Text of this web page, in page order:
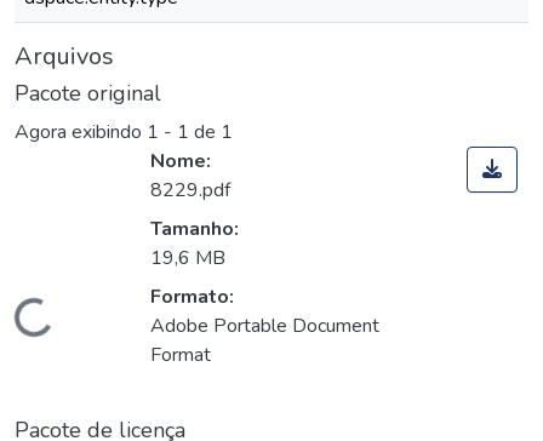
Arquivos
Pacote original
Agora exibindo 1 - 1 de 1
Carregando...
Nome:
8229.pdf
Tamanho:
19,6 MB
Formato:
Adobe Portable Document
Format
Pacote de licença